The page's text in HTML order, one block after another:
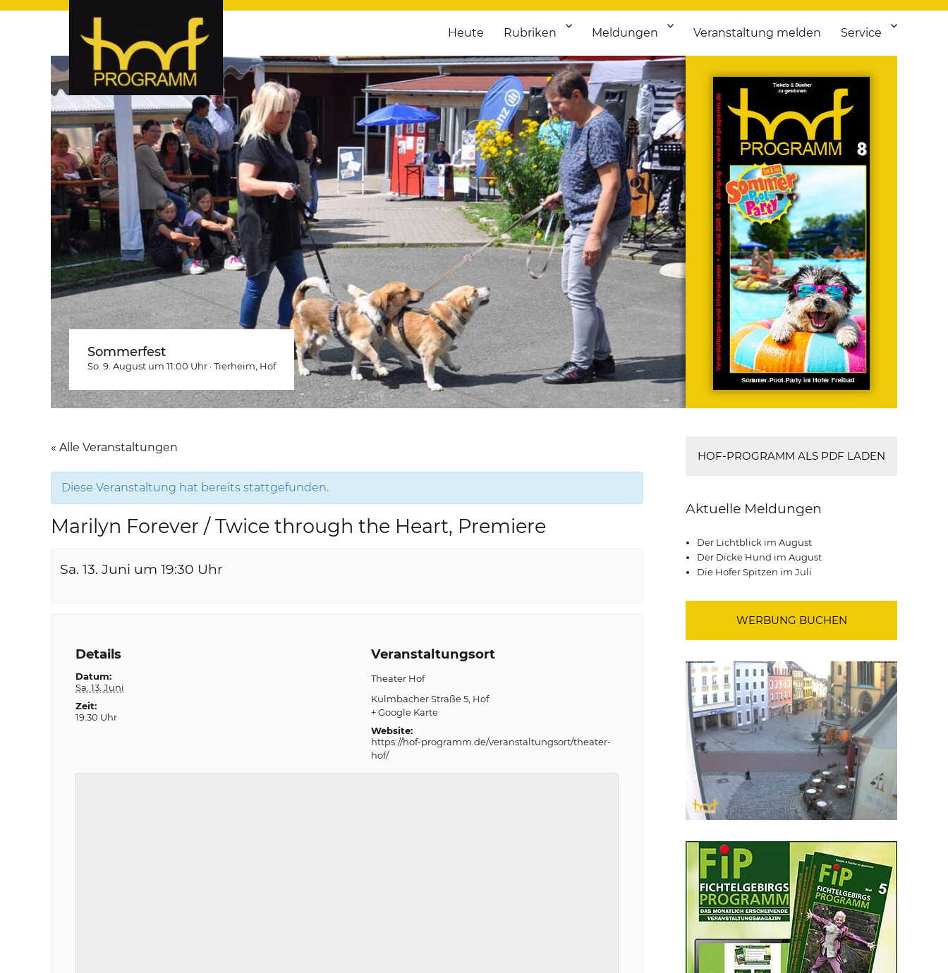
hof-programm – das Veranstaltungsportal für Hochfranken
hof-programm – das Veranstaltungsportal für Hof und Hochfranken. Täglich aktuelle Termine von Kultur bis Sport, von Theater bis Flohmarkt.
Heute Rubriken Meldungen Veranstaltung melden Service
Sommerfest
So. 9. August um 11:00 Uhr ·Tierheim , Hof
« Alle Veranstaltungen
Diese Veranstaltung hat bereits stattgefunden.
Marilyn Forever / Twice through the Heart, Premiere
Sa. 13. Juni um 19:30 Uhr
Details
Datum:
Sa. 13. Juni
Zeit:
19:30 Uhr
Veranstaltungsort
Theater Hof
Kulmbacher Straße 5 Hof
+ Google Karte
Website:
https://hof-programm.de/veranstaltungsort/theater-
hof/
HOF-PROGRAMM ALS PDF LADEN
Aktuelle Meldungen
Der Lichtblick im August
Der Dicke Hund im August
Die Hofer Spitzen im Juli
WERBUNG BUCHEN